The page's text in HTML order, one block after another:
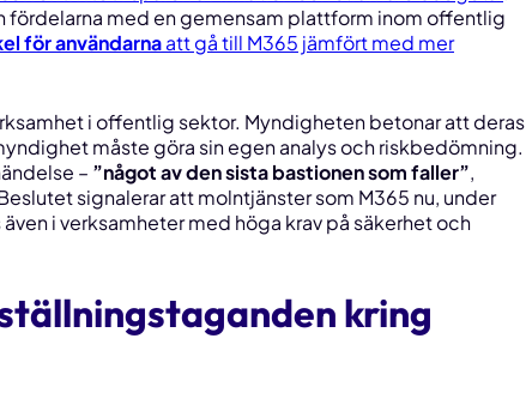
fördelarna med en gemensam plattform inom offentlig
för användarnaatt gå till M365 jämfört med mer
i offentlig sektor. Myndigheten betonar att deras
måste göra sin egen analys och riskbedömning.
– ”något av den sista bastionen som faller”,
signalerar att molntjänster som M365 nu, under
i verksamheter med höga krav på säkerhet och
kring